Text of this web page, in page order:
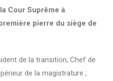
Cour Suprême à
pierre du siège de
de la transition, Chef de
de la magistrature ;